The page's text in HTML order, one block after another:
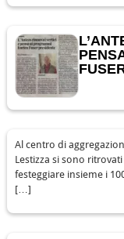
Al centro di
Lestizza si sono
festeggiare insieme i
[…]